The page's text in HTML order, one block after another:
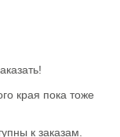
края пока тоже
к заказам.